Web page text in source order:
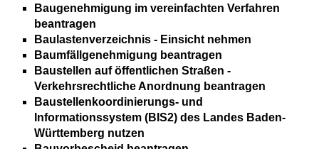
Baugenehmigung im vereinfachten Verfahren
beantragen
Baulastenverzeichnis - Einsicht nehmen
Baumfällgenehmigung beantragen
Baustellen auf öffentlichen Straßen -
Verkehrsrechtliche Anordnung beantragen
Baustellenkoordinierungs- und
Informationssystem (BIS2) des Landes Baden-
Württemberg nutzen